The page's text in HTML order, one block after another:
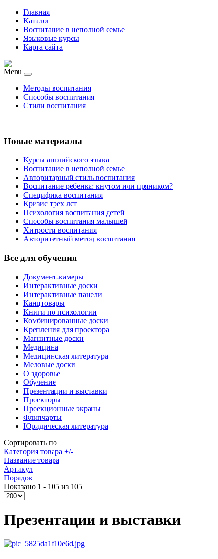
Главная
Каталог
Воспитание в неполной семье
Языковые курсы
Карта сайта
Menu
Методы воспитания
Способы воспитания
Стили воспитания
Новые материалы
Курсы английского языка
Воспитание в неполной семье
Авторитарный стиль воспитания
Воспитание ребенка: кнутом или пряником?
Специфика воспитания
Кризис трех лет
Психология воспитания детей
Способы воспитания малышей
Хитрости воспитания
Авторитетный метод воспитания
Все для обучения
Документ-камеры
Интерактивные доски
Интерактивные панели
Канцтовары
Книги по психологии
Комбинированные доски
Крепления для проектора
Магнитные доски
Медицина
Медицинская литература
Меловые доски
О здоровье
Обучение
Презентации и выставки
Проекторы
Проекционные экраны
Флипчарты
Юридическая литература
Сортировать по
Категория товара +/-
Название товара
Артикул
Порядок
Показано 1 - 105 из 105
Презентации и выставки